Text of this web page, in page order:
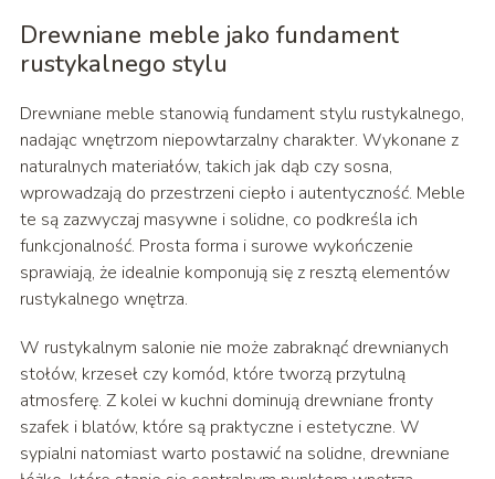
Drewniane meble jako fundament
rustykalnego stylu
Drewniane meble stanowią fundament stylu rustykalnego,
nadając wnętrzom niepowtarzalny charakter. Wykonane z
naturalnych materiałów, takich jak dąb czy sosna,
wprowadzają do przestrzeni ciepło i autentyczność. Meble
te są zazwyczaj masywne i solidne, co podkreśla ich
funkcjonalność. Prosta forma i surowe wykończenie
sprawiają, że idealnie komponują się z resztą elementów
rustykalnego wnętrza.
W rustykalnym salonie nie może zabraknąć drewnianych
stołów, krzeseł czy komód, które tworzą przytulną
atmosferę. Z kolei w kuchni dominują drewniane fronty
szafek i blatów, które są praktyczne i estetyczne. W
sypialni natomiast warto postawić na solidne, drewniane